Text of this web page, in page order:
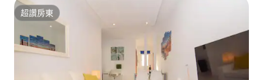
超讚房東
超讚房東